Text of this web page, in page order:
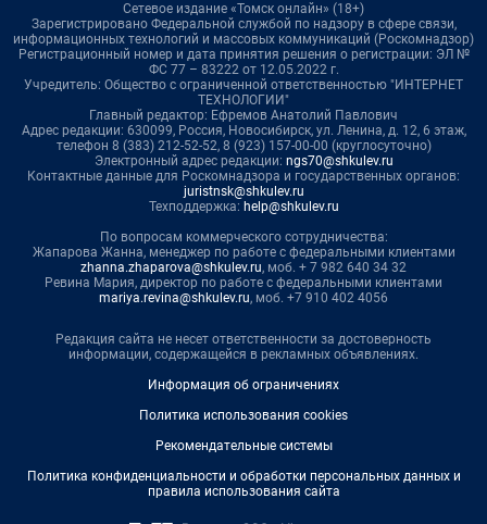
Сетевое издание «Томск онлайн» (18+)
Зарегистрировано Федеральной службой по надзору в сфере связи,
информационных технологий и массовых коммуникаций (Роскомнадзор)
Регистрационный номер и дата принятия решения о регистрации: ЭЛ №
ФС 77 – 83222 от 12.05.2022 г.
Учредитель: Общество с ограниченной ответственностью "ИНТЕРНЕТ
ТЕХНОЛОГИИ"
Главный редактор: Ефремов Анатолий Павлович
Адрес редакции: 630099, Россия, Новосибирск, ул. Ленина, д. 12, 6 этаж,
телефон 8 (383) 212-52-52, 8 (923) 157-00-00 (круглосуточно)
Электронный адрес редакции: ngs70@shkulev.ru
Контактные данные для Роскомнадзора и государственных органов:
juristnsk@shkulev.ru
Техподдержка: help@shkulev.ru
По вопросам коммерческого сотрудничества:
Жапарова Жанна, менеджер по работе с федеральными клиентами
zhanna.zhaparova@shkulev.ru, моб. + 7 982 640 34 32
Ревина Мария, директор по работе с федеральными клиентами
mariya.revina@shkulev.ru, моб. +7 910 402 4056
Редакция сайта не несет ответственности за достоверность
информации, содержащейся в рекламных объявлениях.
Информация об ограничениях
Политика использования cookies
Рекомендательные системы
Политика конфиденциальности и обработки персональных данных и
правила использования сайта